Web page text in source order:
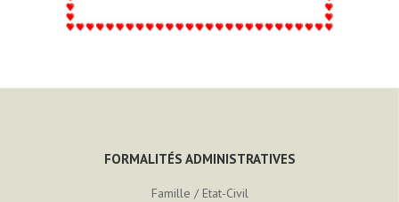
FORMALITÉS ADMINISTRATIVES
Famille / Etat-Civil